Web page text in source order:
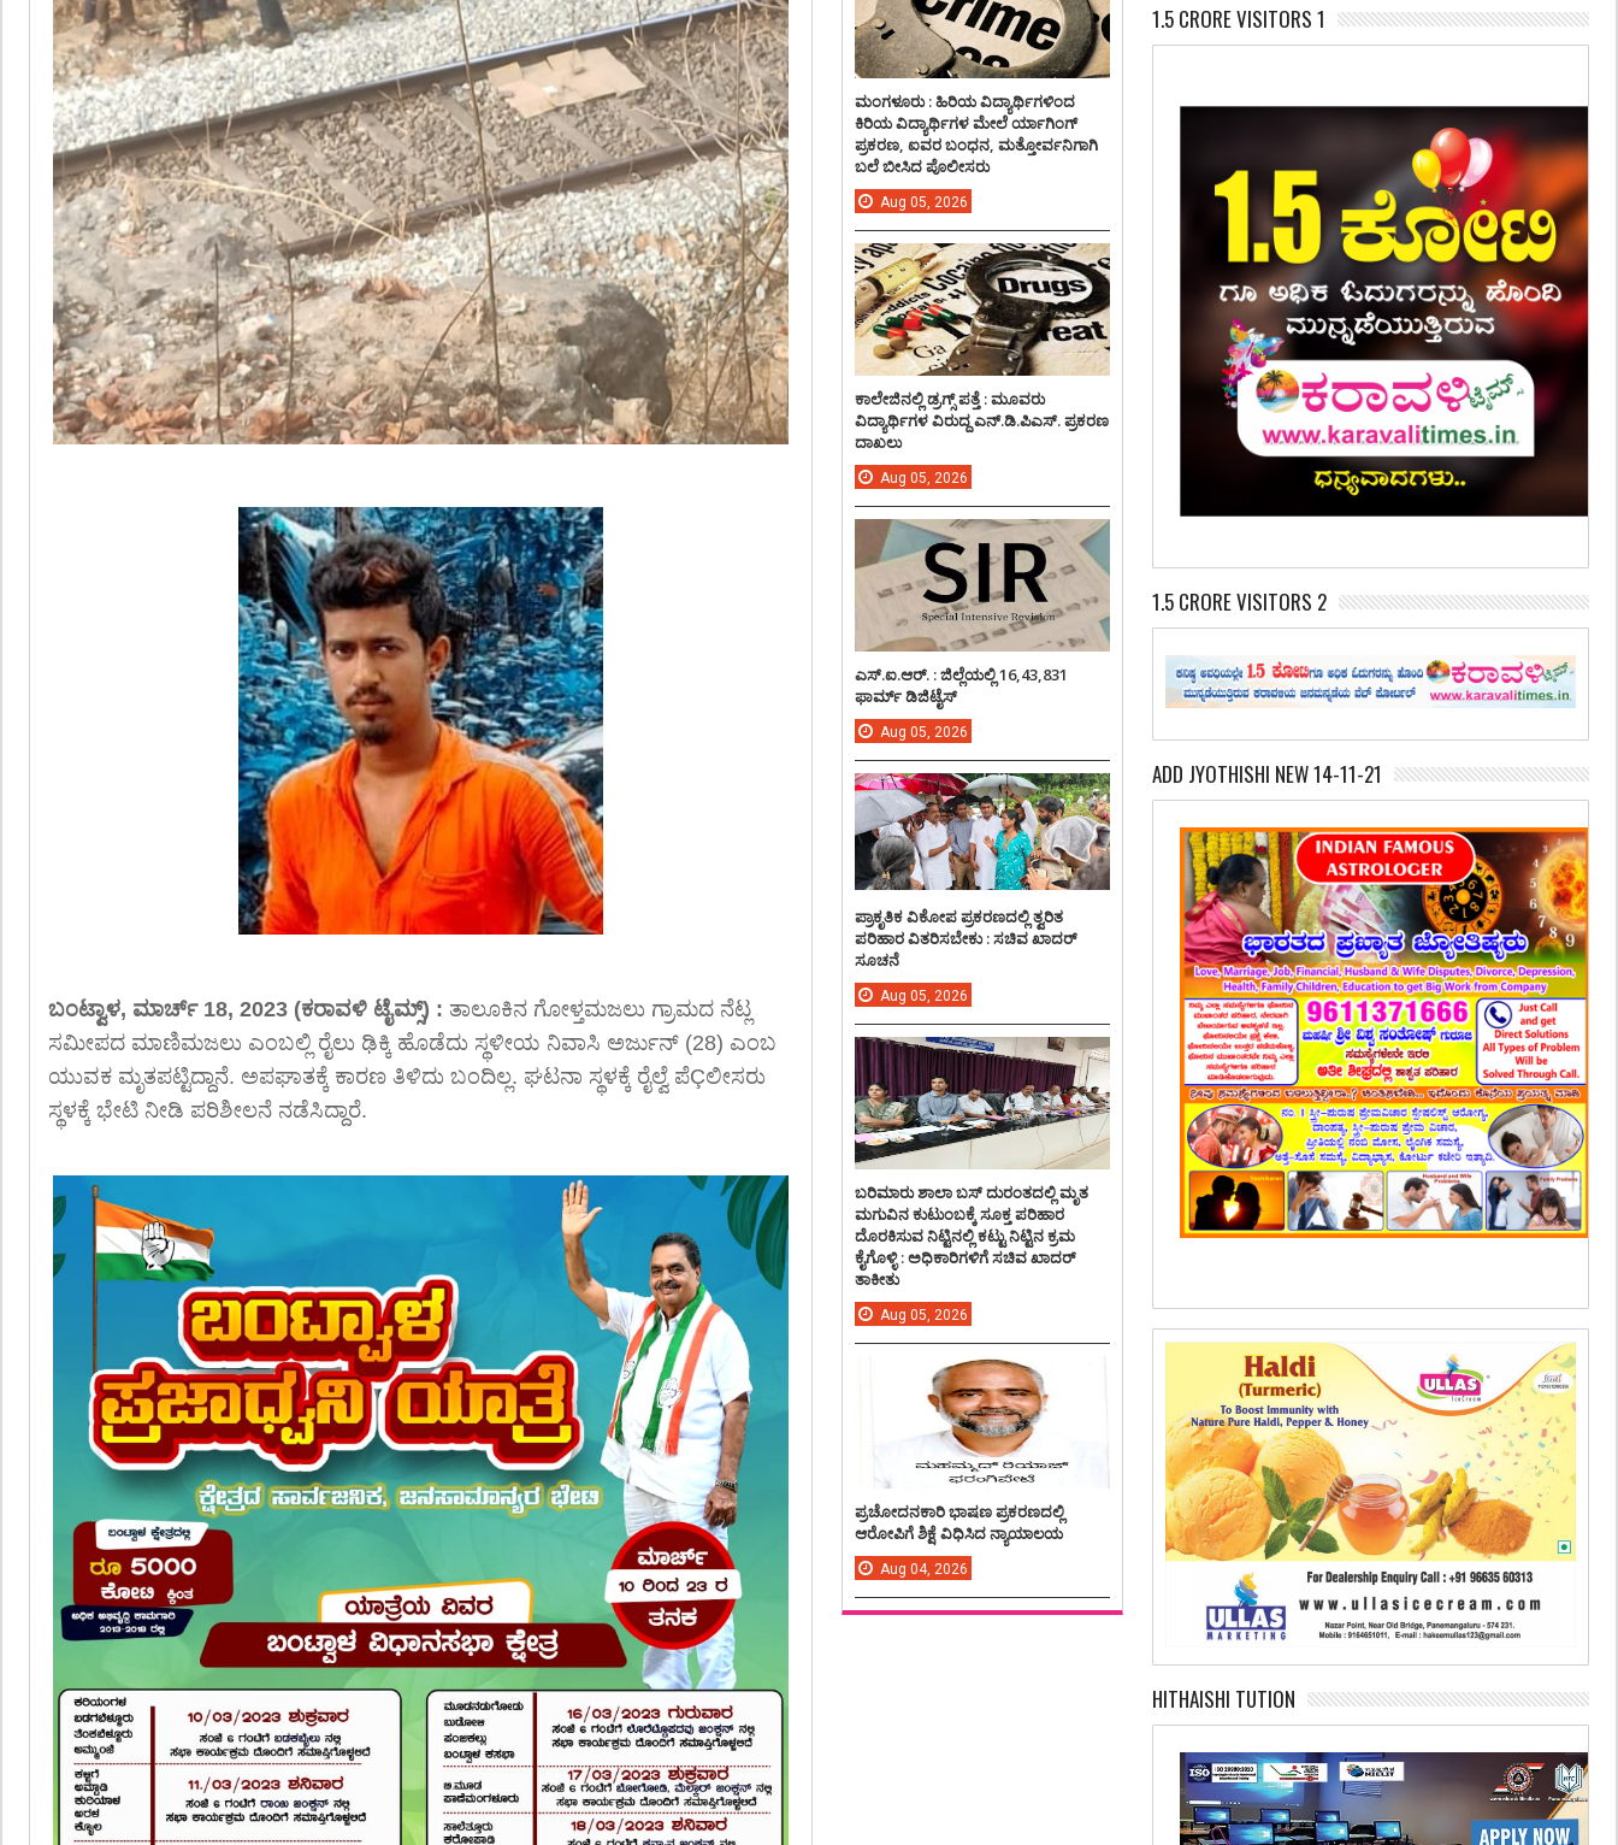
ಬಂಟ್ವಾಳ, ಮಾರ್ಚ್ 18, 2023 (ಕರಾವಳಿ ಟೈಮ್ಸ್) : ತಾಲೂಕಿನ ಗೋಳ್ತಮಜಲು ಗ್ರಾಮದ ನೆಟ್ಲ
ಸಮೀಪದ ಮಾಣಿಮಜಲು ಎಂಬಲ್ಲಿ ರೈಲು ಢಿಕ್ಕಿ ಹೊಡೆದು ಸ್ಥಳೀಯ ನಿವಾಸಿ ಅರ್ಜುನ್ (28) ಎಂಬ
ಯುವಕ ಮೃತಪಟ್ಟಿದ್ದಾನೆ. ಅಪಘಾತಕ್ಕೆ ಕಾರಣ ತಿಳಿದು ಬಂದಿಲ್ಲ. ಘಟನಾ ಸ್ಥಳಕ್ಕೆ ರೈಲ್ವೆ ಪೆÇಲೀಸರು
ಸ್ಥಳಕ್ಕೆ ಭೇಟಿ ನೀಡಿ ಪರಿಶೀಲನೆ ನಡೆಸಿದ್ದಾರೆ.
1.5 CRORE VISITORS 1
1.5 CRORE VISITORS 2
ADD JYOTHISHI NEW 14-11-21
HITHAISHI TUTION
ಮಂಗಳೂರು : ಹಿರಿಯ ವಿದ್ಯಾರ್ಥಿಗಳಿಂದ
ಕಿರಿಯ ವಿದ್ಯಾರ್ಥಿಗಳ ಮೇಲೆ ರ್ಯಾಗಿಂಗ್
ಪ್ರಕರಣ, ಐವರ ಬಂಧನ, ಮತ್ತೋರ್ವನಿಗಾಗಿ
ಬಲೆ ಬೀಸಿದ ಪೊಲೀಸರು
Aug 05, 2026
ಕಾಲೇಜಿನಲ್ಲಿ ಡ್ರಗ್ಸ್ ಪತ್ತೆ : ಮೂವರು
ವಿದ್ಯಾರ್ಥಿಗಳ ವಿರುದ್ದ ಎನ್.ಡಿ.ಪಿಎಸ್. ಪ್ರಕರಣ
ದಾಖಲು
Aug 05, 2026
ಎಸ್.ಐ.ಆರ್. : ಜಿಲ್ಲೆಯಲ್ಲಿ 16,43,831
ಫಾರ್ಮ್ ಡಿಜಿಟೈಸ್
Aug 05, 2026
ಪ್ರಾಕೃತಿಕ ವಿಕೋಪ ಪ್ರಕರಣದಲ್ಲಿ ತ್ವರಿತ
ಪರಿಹಾರ ವಿತರಿಸಬೇಕು : ಸಚಿವ ಖಾದರ್
ಸೂಚನೆ
Aug 05, 2026
ಬರಿಮಾರು ಶಾಲಾ ಬಸ್ ದುರಂತದಲ್ಲಿ ಮೃತ
ಮಗುವಿನ ಕುಟುಂಬಕ್ಕೆ ಸೂಕ್ತ ಪರಿಹಾರ
ದೊರಕಿಸುವ ನಿಟ್ಟಿನಲ್ಲಿ ಕಟ್ಟು ನಿಟ್ಟಿನ ಕ್ರಮ
ಕೈಗೊಳ್ಳಿ : ಅಧಿಕಾರಿಗಳಿಗೆ ಸಚಿವ ಖಾದರ್
ತಾಕೀತು
Aug 05, 2026
ಪ್ರಚೋದನಕಾರಿ ಭಾಷಣ ಪ್ರಕರಣದಲ್ಲಿ
ಆರೋಪಿಗೆ ಶಿಕ್ಷೆ ವಿಧಿಸಿದ ನ್ಯಾಯಾಲಯ
Aug 04, 2026